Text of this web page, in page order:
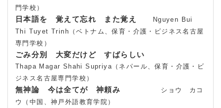
門学校）
日本語を 覚えて忘れ また覚え
Nguyen Bui
Thi Tuyet Trinh（ベトナム、保育・介護・ビジネス名古屋
専門学校）
ごみ分別 大変だけど すばらしい
Thapa Magar Shahi Supriya（ネパール、保育・介護・ビ
ジネス名古屋専門学校）
無神論 今は全てが 神頼み
ショウ カコ
ウ（中国、神戸外語教育学院）